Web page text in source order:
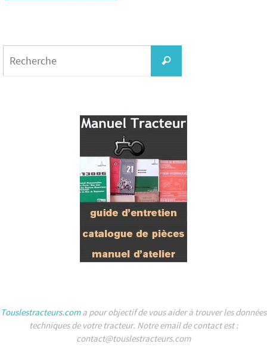
Recherche
Touslestracteurs.coma pour objectif de vous aider à trouver les données
techniques de votre tracteur. Notre email de contact est :
contact@touslestracteurs.com